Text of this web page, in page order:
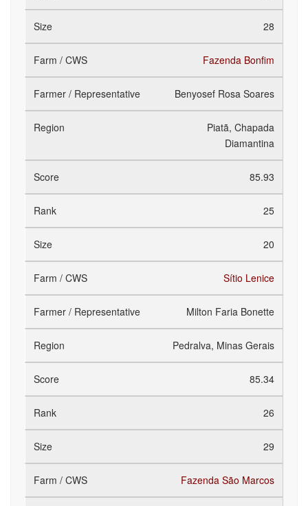
28
Fazenda Bonfim
Benyosef Rosa Soares
Piatã, Chapada
Diamantina
85.93
25
20
Sítio Lenice
Milton Faria Bonette
Pedralva, Minas Gerais
85.34
26
29
Fazenda São Marcos